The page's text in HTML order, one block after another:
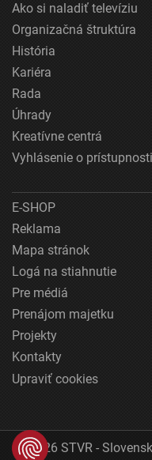
Ako si naladiť televíziu
Organizačná štruktúra
História
Kariéra
Rada
Úhrady
Kreatívne centrá
Vyhlásenie o prístupnosti
E-SHOP
Reklama
Mapa stránok
Logá na stiahnutie
Pre médiá
Prenájom majetku
Projekty
Kontakty
Upraviť cookies
© 2026 STVR -